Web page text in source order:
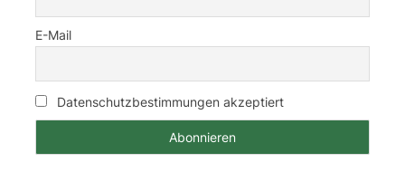
E-Mail
Datenschutzbestimmungen akzeptiert